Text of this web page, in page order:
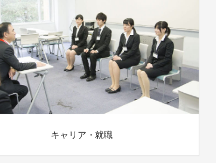
キャリア・就職